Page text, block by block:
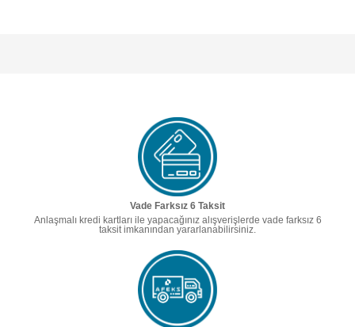
Vade Farksız 6 Taksit
Anlaşmalı kredi kartları ile yapacağınız alışverişlerde vade farksız 6
taksit imkanından yararlanabilirsiniz.